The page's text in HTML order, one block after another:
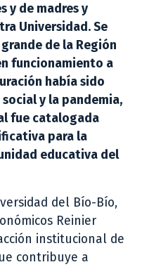
y de madres y
Universidad. Se
de la Región
funcionamiento a
había sido
y la pandemia,
fue catalogada
para la
educativa del
del Bío-Bío,
Reinier
institucional de
contribuye a